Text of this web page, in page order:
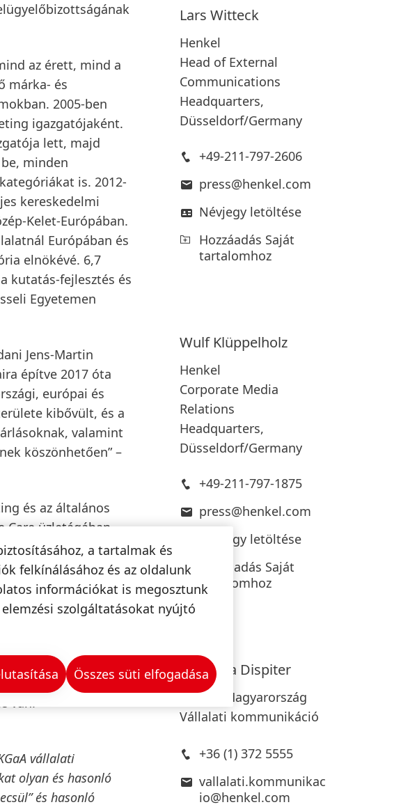
az érett, mind a
márka- és
2005-ben
igazgatójaként.
lett, majd
minden
is. 2012-
kereskedelmi
Kelet-Európában.
Európában és
elnökévé. 6,7
kutatás-fejlesztés és
Egyetemen
Jens-Martin
építve 2017 óta
európai és
kibővült, és a
valamint
köszönhetően” –
és az általános
üzletágában.
marketingjéért
Care üzletág
cikkekel
márkákat
felvásárlását
foglalkozó
a Henkel
diplomáját
van.
vállalati
olyan és hasonló
és hasonló
Lars Witteck
Henkel
Head of External
Communications
Headquarters,
Düsseldorf/Germany
+49-211-797-2606
press@henkel.com
Névjegy letöltése
Hozzáadás Saját
tartalomhoz
Wulf Klüppelholz
Henkel
Corporate Media
Relations
Headquarters,
Düsseldorf/Germany
+49-211-797-1875
press@henkel.com
Névjegy letöltése
Hozzáadás Saját
tartalomhoz
Dorottya Dispiter
Henkel Magyarország
Vállalati kommunikáció
+36 (1) 372 5555
vallalati.kommunikac
io@henkel.com
a tartalmak és
felkínálásához és az oldalunk
információkat is megosztunk
szolgáltatásokat nyújtó
Összes süti elfogadása